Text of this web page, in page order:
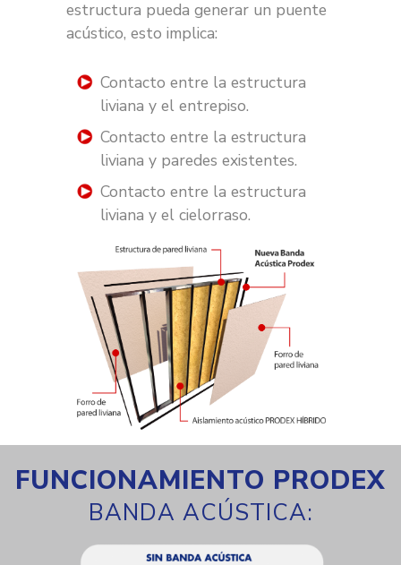
estructura pueda generar un puente
acústico, esto implica:
Contacto entre la estructura
liviana y el entrepiso.
Contacto entre la estructura
liviana y paredes existentes.
Contacto entre la estructura
liviana y el cielorraso.
FUNCIONAMIENTO PRODEX
BANDA ACÚSTICA: